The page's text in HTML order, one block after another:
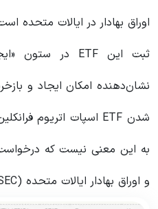
اوراق بهادار در ایالات متحده
نشان‌دهنده امکان ایجاد و
و اوراق بهادار ایالات متحده (SEC) تایید می شود.